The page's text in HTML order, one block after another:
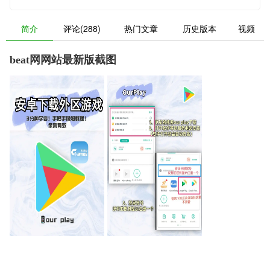
简介 评论(288) 热门文章 历史版本 视频
beat网网站最新版截图